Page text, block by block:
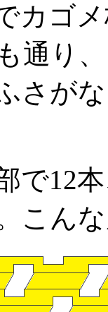
カゴ
通り
さが
で12
こん